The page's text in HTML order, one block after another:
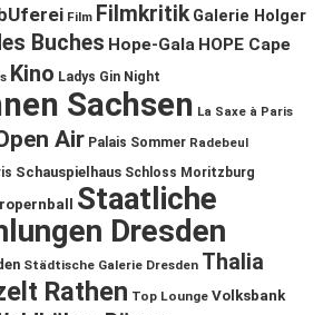
Film Filmkritik Galerie Holger
Buches Hope-Gala HOPE Cape
Kino Ladys Gin Night
Sachsen La Saxe à Paris
Air Palais Sommer Radebeul
Schauspielhaus Schloss Moritzburg
Staatliche
Dresden
Städtische Galerie Dresden Thalia
Rathen Top Lounge Volksbank